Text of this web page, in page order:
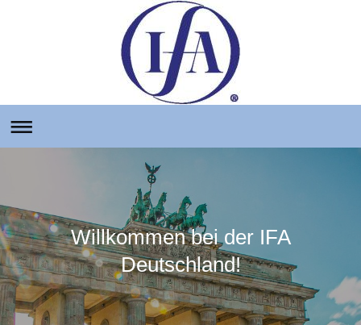
Willkommen bei der IFA
Deutschland!